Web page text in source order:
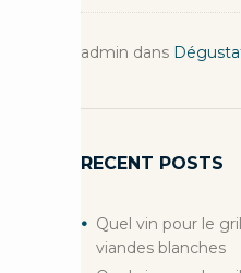
admin dans
RECENT POSTS
Quel vin pour le
viandes blanches